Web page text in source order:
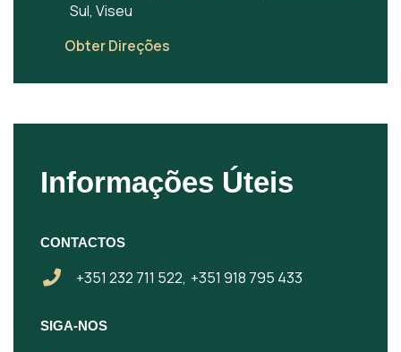
Sul, Viseu
Obter Direções
Informações Úteis
CONTACTOS
+351 232 711 522, +351 918 795 433
SIGA-NOS